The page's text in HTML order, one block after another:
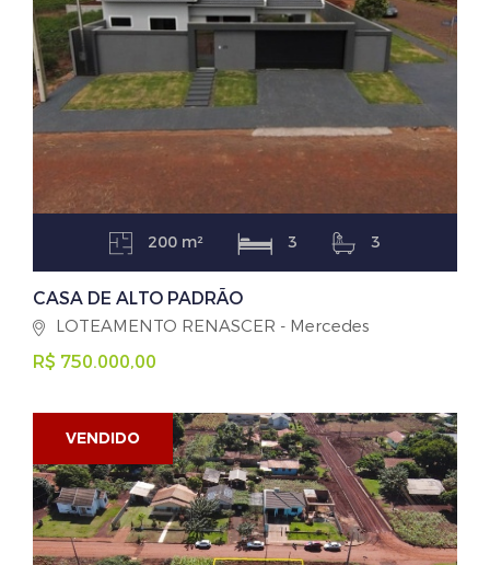
200 m² 3 3
CASA DE ALTO PADRÃO
LOTEAMENTO RENASCER - Mercedes
R$ 750.000,00
VENDIDO